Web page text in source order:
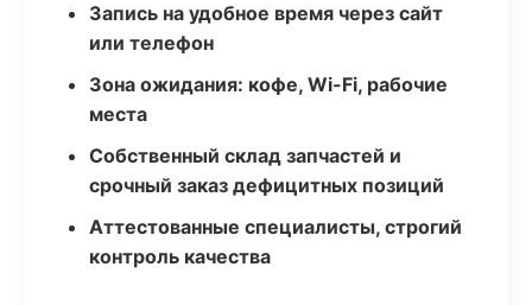
Запись на удобное время через сайт
или телефон
Зона ожидания: кофе, Wi-Fi, рабочие
места
Собственный склад запчастей и
срочный заказ дефицитных позиций
Аттестованные специалисты, строгий
контроль качества